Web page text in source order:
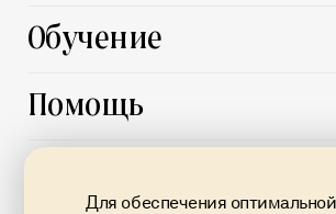
Для обеспечения
Все услуги
Автоматизация процессов
Подготовка документации
гарантия
Обучение
Помощь
База знаний